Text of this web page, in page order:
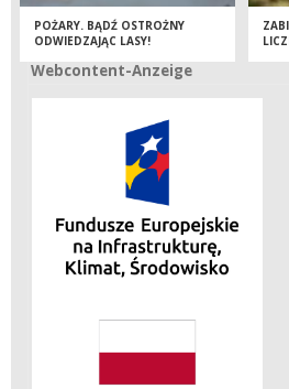
POŻARY. BĄDŹ OSTROŻNY
ODWIEDZAJĄC LASY!
Webcontent-Anzeige
Webcontent-Anzeige